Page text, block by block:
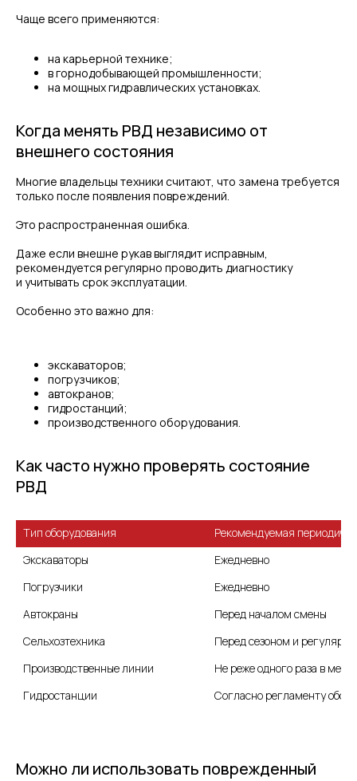
Чаще всего применяются:
на карьерной технике;
в горнодобывающей промышленности;
на мощных гидравлических установках.
Когда менять РВД независимо от
внешнего состояния
Многие владельцы техники считают, что замена требуется
только после появления повреждений.
Это распространенная ошибка.
Даже если внешне рукав выглядит исправным,
рекомендуется регулярно проводить диагностику
и учитывать срок эксплуатации.
Особенно это важно для:
экскаваторов;
погрузчиков;
автокранов;
гидростанций;
производственного оборудования.
Как часто нужно проверять состояние
РВД
Тип оборудования
Рекомендуемая
Экскаваторы
Ежедневно
Погрузчики
Ежедневно
Автокраны
Перед началом смены
Перед сезоном и
Не реже одного раза в
Гидростанции
Согласно регламенту
Можно ли использовать поврежденный